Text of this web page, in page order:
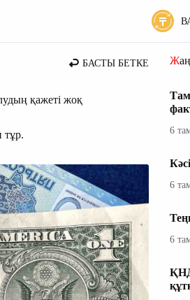
БАСТЫ БЕТКЕ
қажеті жоқ
тұр. 6
6
6